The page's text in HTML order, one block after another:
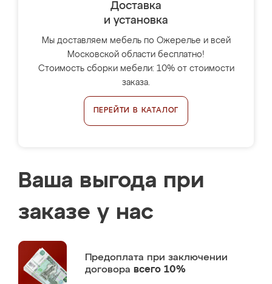
Доставка
и установка
Мы доставляем мебель по Ожерелье и всей
Московской области бесплатно!
Стоимость сборки мебели: 10% от стоимости
заказа.
ПЕРЕЙТИ В КАТАЛОГ
Ваша выгода при
заказе у нас
Предоплата при заключении
договора всего 10%